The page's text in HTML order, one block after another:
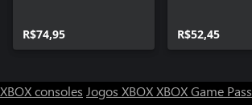
R$74,95 R$52,45
XBOX consoles Jogos XBOXXBOX Game Pass